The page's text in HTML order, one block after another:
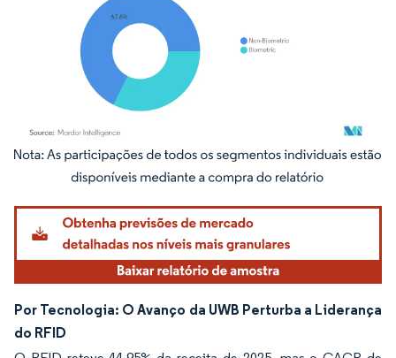
Imagem © Mordor Intelligence. O reuso requer atribuição conforme CC BY 4.0.
Por Tecnologia: O Avanço da UWB Perturba a Liderança
do RFID